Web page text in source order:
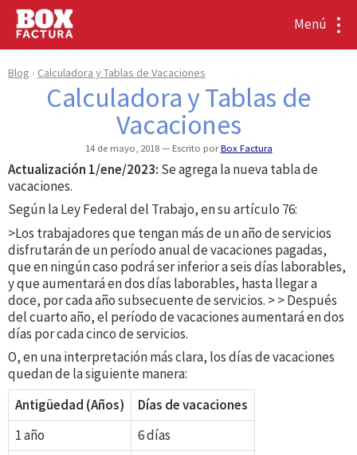
Menú
Blog Calculadora y Tablas de Vacaciones
Calculadora y Tablas de
Vacaciones
14 de mayo, 2018 Escrito porBox Factura
Actualización 1/ene/2023: Se agrega la nueva tabla de
vacaciones.
Según la Ley Federal del Trabajo, en su artículo 76:
>Los trabajadores que tengan más de un año de servicios
disfrutarán de un período anual de vacaciones pagadas,
que en ningún caso podrá ser inferior a seis días laborables,
y que aumentará en dos días laborables, hasta llegar a
doce, por cada año subsecuente de servicios. > > Después
del cuarto año, el período de vacaciones aumentará en dos
días por cada cinco de servicios.
O, en una interpretación más clara, los días de vacaciones
quedan de la siguiente manera:
Antigüedad (Años)
Días de vacaciones
1 año
6 días